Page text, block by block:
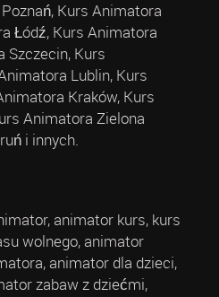
Kurs Animatora
Łódź, Kurs Animatora
Szczecin, Kurs
Lublin, Kurs
Kraków, Kurs
Animatora Zielona
i innych.
animator kurs, kurs
wolnego, animator
animator dla dzieci,
zabaw z dziećmi,